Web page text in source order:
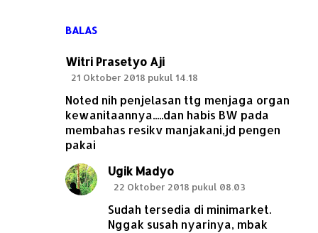
BALAS
Witri Prasetyo Aji
21 Oktober 2018 pukul 14.18
Noted nih penjelasan ttg menjaga organ
kewanitaannya.....dan habis BW pada
membahas resikv manjakani,jd pengen
pakai
Ugik Madyo
22 Oktober 2018 pukul 08.03
Sudah tersedia di minimarket.
Nggak susah nyarinya, mbak